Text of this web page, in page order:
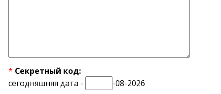
* Секретный код:
сегодняшняя дата -
-08-2026